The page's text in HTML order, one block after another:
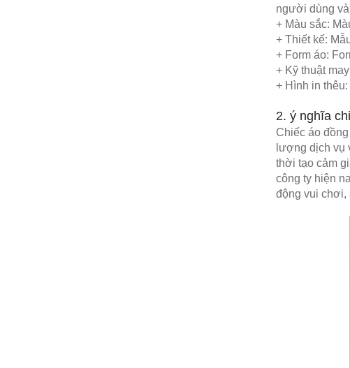
người dùng
+ Màu sắc:
+ Thiết kế:
+ Form áo:
+ Kỹ thuật
+ Hình in
2. ý nghĩa
Chiếc áo
lượng dịch vụ
thời tạo cảm
công ty hiện
động vui chơi,